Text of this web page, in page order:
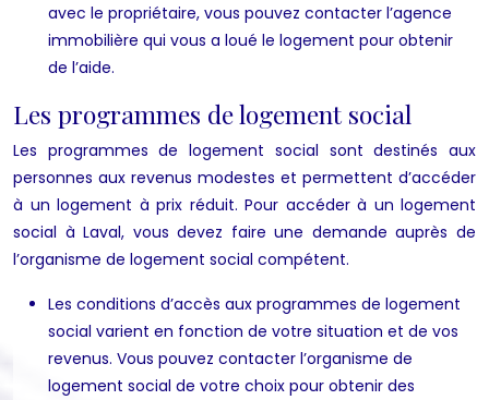
avec le propriétaire, vous pouvez contacter l’agence
immobilière qui vous a loué le logement pour obtenir
de l’aide.
Les programmes de logement social
Les programmes de logement social sont destinés aux
personnes aux revenus modestes et permettent d’accéder
à un logement à prix réduit. Pour accéder à un logement
social à Laval, vous devez faire une demande auprès de
l’organisme de logement social compétent.
Les conditions d’accès aux programmes de logement
social varient en fonction de votre situation et de vos
revenus. Vous pouvez contacter l’organisme de
logement social de votre choix pour obtenir des